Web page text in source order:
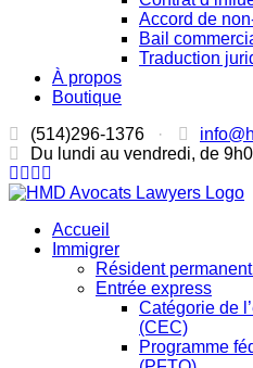
Accord de
Bail
Traduction
À propos
Boutique
(514)296-1376
·
Du lundi au vendredi, de
Accueil
Immigrer
Résident
Entrée express
Catégorie de
(CEC)
Programme